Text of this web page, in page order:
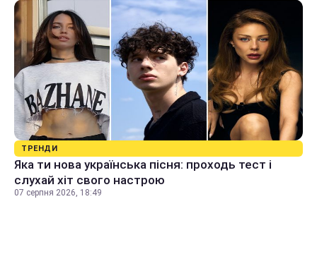
ТРЕНДИ
Яка ти нова українська пісня: проходь тест і
слухай хіт свого настрою
07 серпня 2026, 18:49